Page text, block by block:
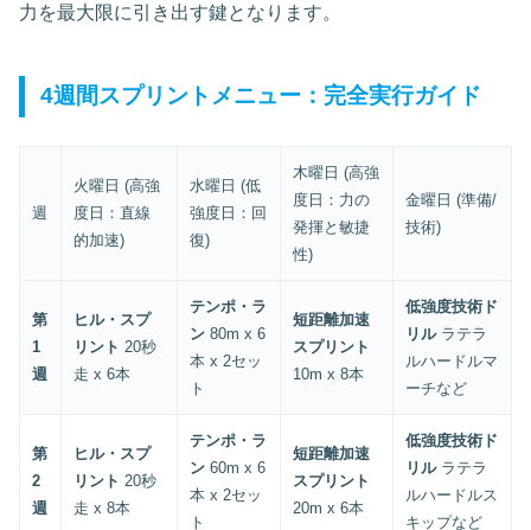
力を最大限に引き出す鍵となります。
4週間スプリントメニュー：完全実行ガイド
週
火曜日 (高強
度日：直線
的加速)
水曜日 (低
強度日：回
復)
木曜日 (高強
度日：力の
発揮と敏捷
性)
金曜日 (準備/
技術)
第
1
週
ヒル・スプ
リント 20秒
走 x 6本
テンポ・ラ
ン 80m x 6
本 x 2セッ
ト
短距離加速
スプリント
10m x 8本
低強度技術ド
リルラテラ
ルハードルマ
ーチなど
第
2
週
ヒル・スプ
リント 20秒
走 x 8本
テンポ・ラ
ン 60m x 6
本 x 2セッ
ト
短距離加速
スプリント
20m x 6本
低強度技術ド
リルラテラ
ルハードルス
キップなど